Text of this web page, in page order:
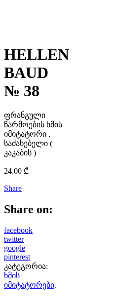
HELLEN
BAUD
№ 38
ფრანგული
წარმოების ხმის
იმიტატორი ,
საძახებელი (
კაკაბის )
24.00 ₾
Share
Share on:
facebook
twitter
google
pinterest
კატეგორია:
ხმის
იმიტატორები.